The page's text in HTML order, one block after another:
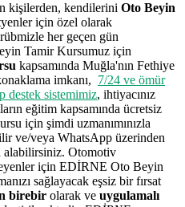
kişilerden, kendilerini Oto Beyin
için özel olarak
her geçen gün
Tamir Kursumuz için
kapsamında Muğla'nın Fethiye
imkanı, 7/24 ve ömür
destek sistemimiz, ihtiyacınız
eğitim kapsamında ücretsiz
için şimdi uzmanımınızla
ve/veya WhatsApp üzerinden
alabilirsiniz. Otomotiv
için EDİRNE Oto Beyin
sağlayacak eşsiz bir fırsat
birebir olarak ve uygulamalı